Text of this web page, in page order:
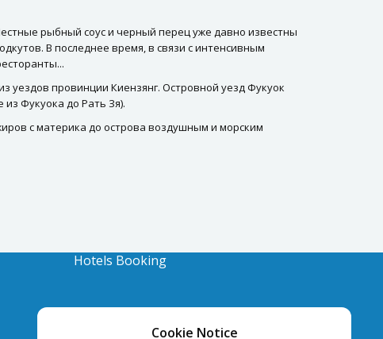
рыбный соус и черный перец уже давно известны
В последнее время, в связи с интенсивным
уездов провинции Киензянг. Островной уезд Фукуок
Фукуока до Рать Зя).
с материка до острова воздушным и морским
Cookie Notice
Hotels Booking